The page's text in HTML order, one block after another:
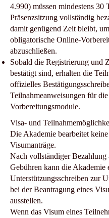
4.990) müssen mindestens 30
Präsenzsitzung vollständig
damit genügend Zeit bleibt,
obligatorische Online-
abzuschließen.
Sobald die Registrierung und
bestätigt sind, erhalten die
offizielles
Teilnahmeanweisungen für
Vorbereitungsmodule.
Visa- und
Die Akademie bearbeitet keine
Visumanträge.
Nach vollständiger Bezahlung
Gebühren kann die Akademie
Unterstützungsschreiben zur
bei der Beantragung eines
ausstellen.
Wenn das Visum eines